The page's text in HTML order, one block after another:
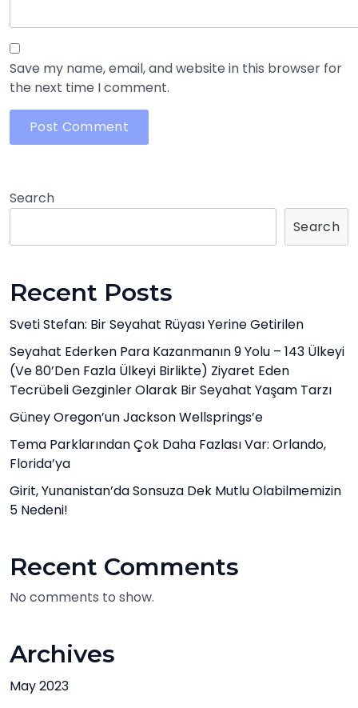
Save my name, email, and website in this browser for
the next time I comment.
Search
Search
Recent Posts
Sveti Stefan: Bir Seyahat Rüyası Yerine Getirilen
Seyahat Ederken Para Kazanmanın 9 Yolu – 143 Ülkeyi
(ve 80’den Fazla Ülkeyi Birlikte) Ziyaret Eden
Tecrübeli Gezginler Olarak Bir Seyahat Yaşam Tarzı
Güney Oregon’un Jackson Wellsprings’e
Tema Parklarından Çok Daha Fazlası Var: Orlando,
Florida’ya
Girit, Yunanistan’da Sonsuza Dek Mutlu Olabilmemizin
5 Nedeni!
Recent Comments
No comments to show.
Archives
May 2023